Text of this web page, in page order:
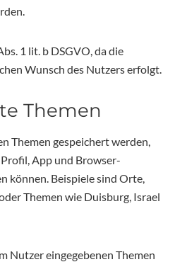
1 lit. b DSGVO, da die
Wunsch des Nutzers erfolgt.
Themen
Themen gespeichert werden,
App und Browser-
können. Beispiele sind Orte,
Themen wie Duisburg, Israel
Nutzer eingegebenen Themen